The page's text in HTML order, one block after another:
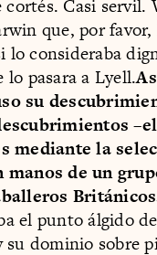
cortés. Casi servil.
que, por favor,
lo consideraba
lo pasara a Lyell.
su
mediante la
manos de un
el punto álgido
dominio sobre